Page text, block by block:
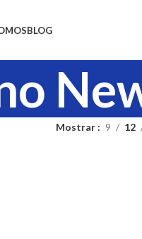
BLOG
Mostrar 9 12